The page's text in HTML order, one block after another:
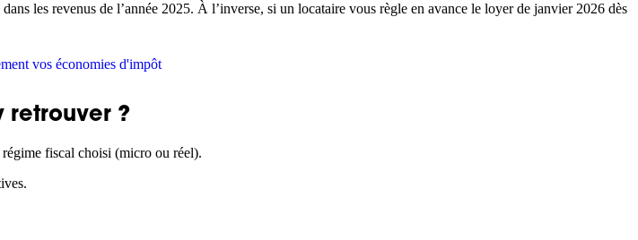
les revenus de l’année 2025. À l’inverse, si un locataire vous règle en avance le loyer de janvier 2026 dès
vos économies d'impôt
retrouver ?
fiscal choisi (micro ou réel).